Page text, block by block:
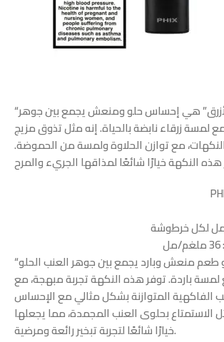
“نكهة التوت الأزرق” هي إحساس حلو ومنعش يجمع بين جوهر
لمسة زرقاء نابضة بالحياة. إنه مثل تذوق مزيج
مع توازن الحلاوة ولمسة من الحموضة.
“العنب البارد” هو طعم منعش وبارد يجمع بين جوهر العنب الحلو
باردة. توفر هذه النكهة تجربة مبهجة، مع
الفاكهية المتوازنة بشكل مثالي مع الإحساس
الاستمتاع بحلوى العنب المجمدة، مما يجعلها
خيارًا شائعًا لتجربة تبخير رائعة ومرضية.